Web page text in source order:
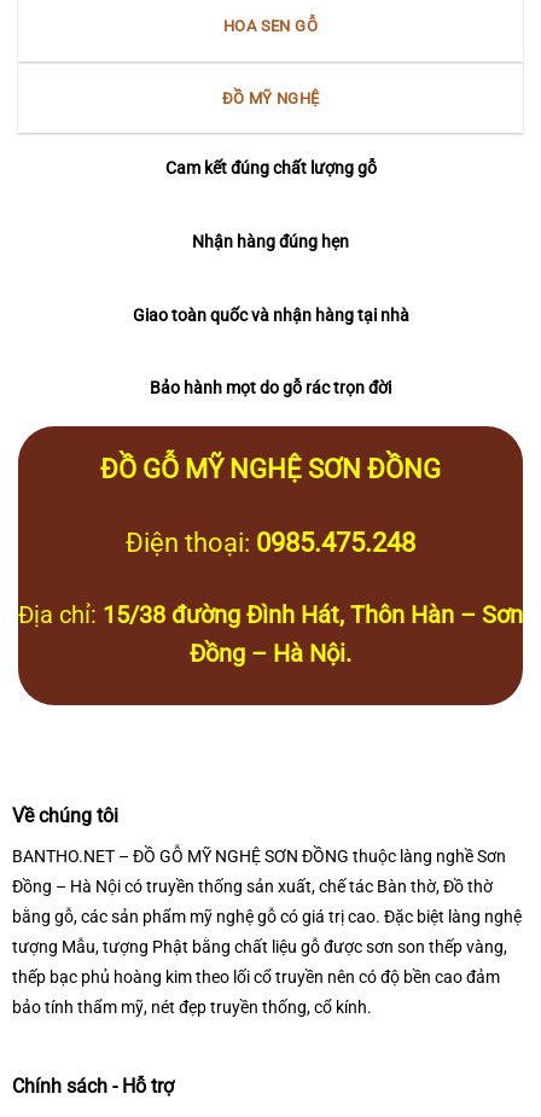
HOA SEN GỖ
ĐỒ MỸ NGHỆ
Cam kết đúng chất lượng gỗ
Nhận hàng đúng hẹn
Giao toàn quốc và nhận hàng tại nhà
Bảo hành mọt do gỗ rác trọn đời
ĐỒ GỖ MỸ NGHỆ SƠN ĐỒNG
Điện thoại: 0985.475.248
Địa chỉ: 15/38 đường Đình Hát, Thôn Hàn – Sơn
Đồng – Hà Nội.
Về chúng tôi
BANTHO.NET – ĐỒ GỖ MỸ NGHỆ SƠN ĐỒNG thuộc làng nghề Sơn
Đồng – Hà Nội có truyền thống sản xuất, chế tác Bàn thờ, Đồ thờ
bằng gỗ, các sản phẩm mỹ nghệ gỗ có giá trị cao. Đặc biệt làng nghệ
tượng Mẫu, tượng Phật bằng chất liệu gỗ được sơn son thếp vàng,
thếp bạc phủ hoàng kim theo lối cổ truyền nên có độ bền cao đảm
bảo tính thẩm mỹ, nét đẹp truyền thống, cổ kính.
Chính sách - Hỗ trợ